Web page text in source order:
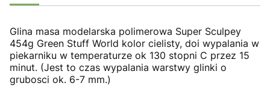
Glina masa modelarska polimerowa Super Sculpey
454g Green Stuff World kolor cielisty, doi wypalania w
piekarniku w temperaturze ok 130 stopni C przez 15
minut. (Jest to czas wypalania warstwy glinki o
grubosci ok. 6-7 mm.)